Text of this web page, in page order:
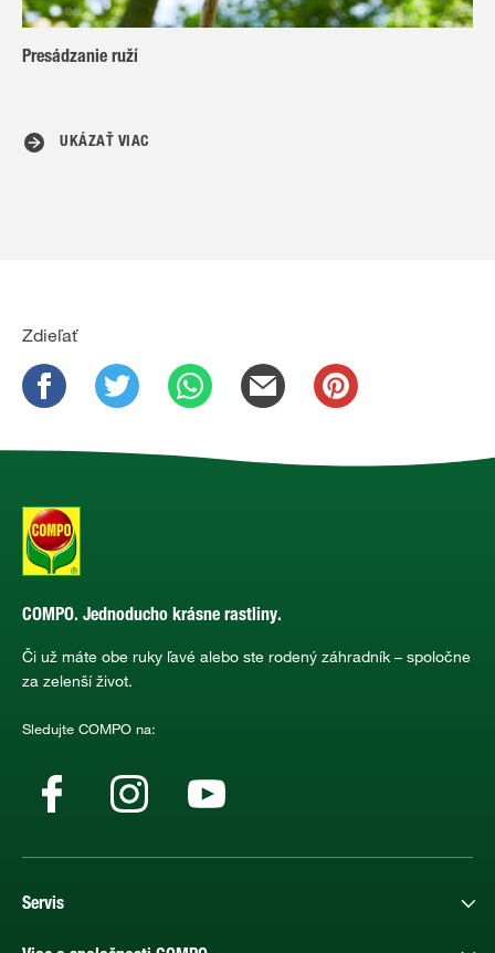
Presádzanie ruží
UKÁZAŤ VIAC
Zdieľať
COMPO. Jednoducho krásne rastliny.
Či už máte obe ruky ľavé alebo ste rodený záhradník – spoločne
za zelenší život.
Sledujte COMPO na:
Servis